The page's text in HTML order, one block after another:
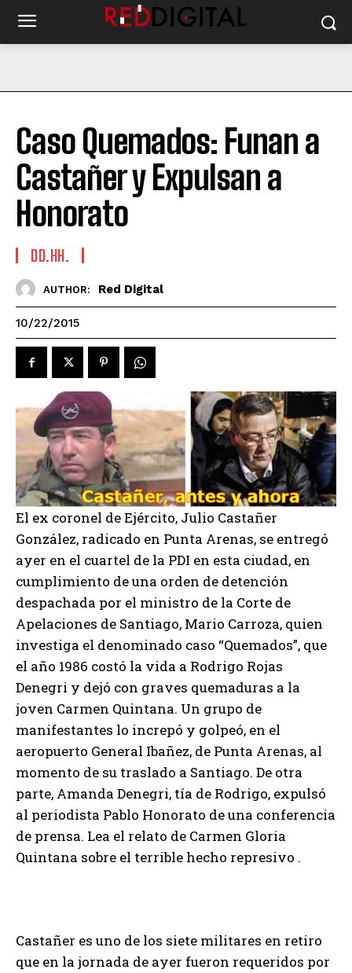
Caso Quemados: Funan a
Castañer y Expulsan a
Honorato
DD.HH.
AUTHOR: Red Digital
10/22/2015
El ex coronel de Ejército, Julio Castañer
González, radicado en Punta Arenas, se entregó
ayer en el cuartel de la PDI en esta ciudad, en
cumplimiento de una orden de detención
despachada por el ministro de la Corte de
Apelaciones de Santiago, Mario Carroza, quien
investiga el denominado caso “Quemados”, que
el año 1986 costó la vida a Rodrigo Rojas
Denegri y dejó con graves quemaduras a la
joven Carmen Quintana. Un grupo de
manifestantes lo increpó y golpeó, en el
aeropuerto General Ibañez, de Punta Arenas, al
momento de su traslado a Santiago. De otra
parte, Amanda Denegri, tía de Rodrigo, expulsó
al periodista Pablo Honorato de una conferencia
de prensa. Lea el relato de Carmen Gloria
Quintana sobre el terrible hecho represivo .
Castañer es uno de los siete militares en retiro
que en la jornada de ayer fueron requeridos por